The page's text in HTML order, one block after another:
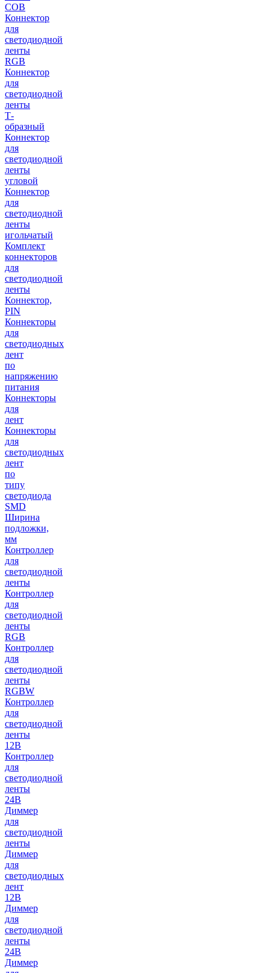
COB
Коннектор
для
светодиодной
ленты
RGB
Коннектор
для
светодиодной
ленты
Т-
образный
Коннектор
для
светодиодной
ленты
угловой
Коннектор
для
светодиодной
ленты
игольчатый
Комплект
коннекторов
для
светодиодной
ленты
Коннектор,
PIN
Коннекторы
для
светодиодных
лент
по
напряжению
питания
Коннекторы
для
лент
Коннекторы
для
светодиодных
лент
по
типу
светодиода
SMD
Ширина
подложки,
мм
Контроллер
для
светодиодной
ленты
Контроллер
для
светодиодной
ленты
RGB
Контроллер
для
светодиодной
ленты
RGBW
Контроллер
для
светодиодной
ленты
12В
Контроллер
для
светодиодной
ленты
24В
Диммер
для
светодиодной
ленты
Диммер
для
светодиодных
лент
12В
Диммер
для
светодиодной
ленты
24В
Диммер